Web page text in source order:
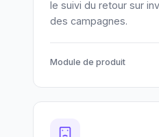
le suivi du retour sur
des campagnes.
Module de produit